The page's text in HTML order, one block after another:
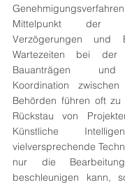
Mittelpunkt der
Verzögerungen und
Wartezeiten bei der
Bauanträgen und
Koordination
Behörden führen oft zu
Rückstau von
Künstliche
vielversprechende
nur die
beschleunigen kann,